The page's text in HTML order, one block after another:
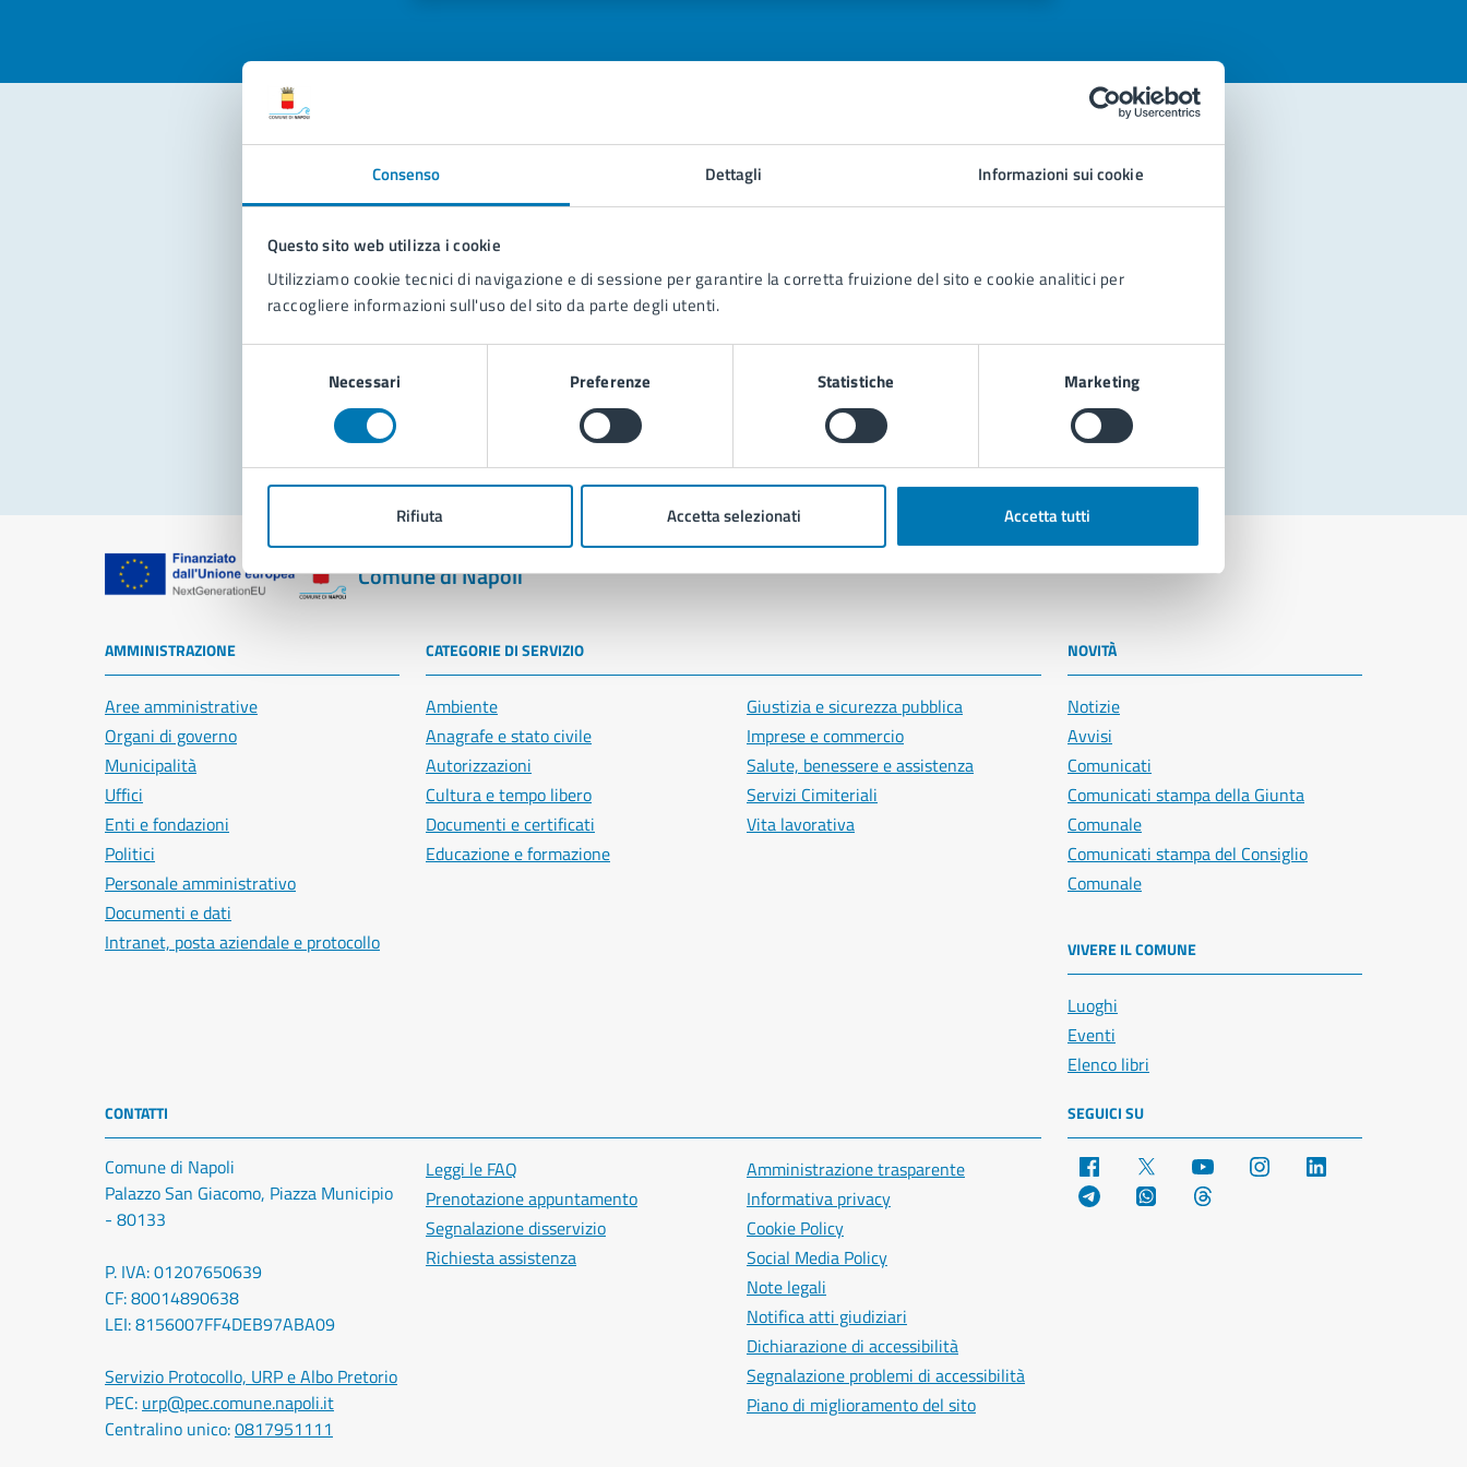
Consenso Dettagli Informazioni sui cookie
Questo sito web utilizza i cookie
Utilizziamo cookie tecnici di navigazione e di sessione per garantire la corretta fruizione del sito e cookie analitici per
raccogliere informazioni sull'uso del sito da parte degli utenti.
Necessari Preferenze Statistiche Marketing
Rifiuta Accetta selezionati Accetta tutti
Richiedi assistenza
Prenota appuntamento
Problemi in città
Segnala disservizio
Comune di Napoli
AMMINISTRAZIONE
Aree amministrative
Organi di governo
Municipalità
Uffici
Enti e fondazioni
Politici
Personale amministrativo
Documenti e dati
Intranet, posta aziendale e protocollo
CATEGORIE DI SERVIZIO
Ambiente
Anagrafe e stato civile
Autorizzazioni
Cultura e tempo libero
Documenti e certificati
Educazione e formazione
Giustizia e sicurezza pubblica
Imprese e commercio
Salute, benessere e assistenza
Servizi Cimiteriali
Vita lavorativa
NOVITÀ
Notizie
Avvisi
Comunicati
Comunicati stampa della Giunta
Comunale
Comunicati stampa del Consiglio
Comunale
VIVERE IL COMUNE
Luoghi
Eventi
Elenco libri
CONTATTI
Comune di Napoli
Palazzo San Giacomo, Piazza Municipio
- 80133
P. IVA: 01207650639
CF: 80014890638
LEI: 8156007FF4DEB97ABA09
Servizio Protocollo, URP e Albo Pretorio
PEC: urp@pec.comune.napoli.it
Centralino unico:0817951111
Leggi le FAQ
Prenotazione appuntamento
Segnalazione disservizio
Richiesta assistenza
Amministrazione trasparente
Informativa privacy
Cookie Policy
Social Media Policy
Note legali
Notifica atti giudiziari
Dichiarazione di accessibilità
Segnalazione problemi di accessibilità
Piano di miglioramento del sito
SEGUICI SU
Facebook YouTube Instagram
Telegram WhatsApp